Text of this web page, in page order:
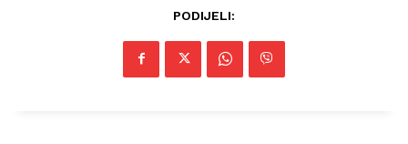
PODIJELI: